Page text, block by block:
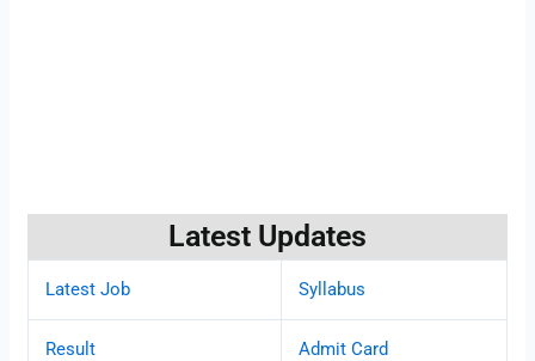
Latest Updates
Latest Job Syllabus
Result Admit Card